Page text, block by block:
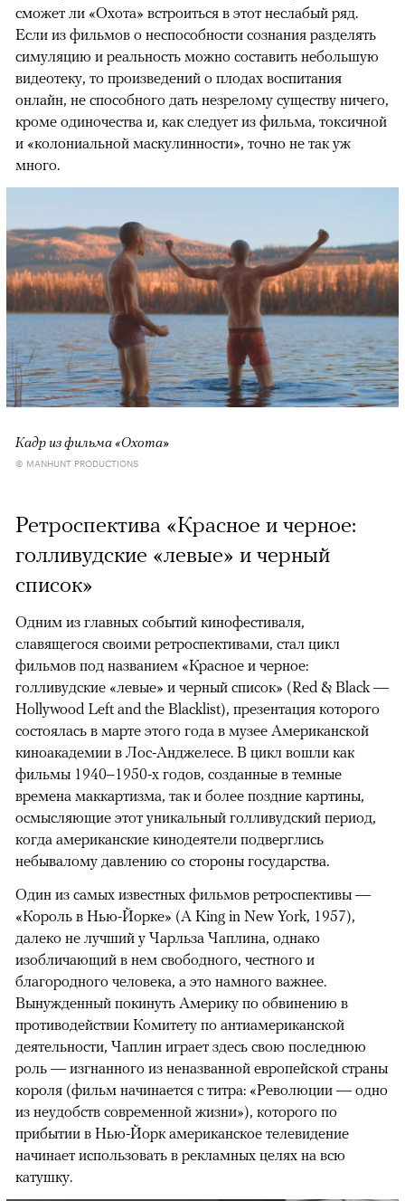
сможет ли «Охота» встроиться в этот неслабый ряд.
Если из фильмов о неспособности сознания разделять
симуляцию и реальность можно составить небольшую
видеотеку, то произведений о плодах воспитания
онлайн, не способного дать незрелому существу ничего,
кроме одиночества и, как следует из фильма, токсичной
и «колониальной маскулинности», точно не так уж
много.
Кадр из фильма «Охота»
© MANHUNT PRODUCTIONS
Ретроспектива «Красное и черное:
голливудские «левые» и черный
список»
Одним из главных событий кинофестиваля,
славящегося своими ретроспективами, стал цикл
фильмов под названием «Красное и черное:
голливудские «левые» и черный список» (Red & Black —
Hollywood Left and the Blacklist), презентация которого
состоялась в марте этого года в музее Американской
киноакадемии в Лос-Анджелесе. В цикл вошли как
фильмы 1940–1950-х годов, созданные в темные
времена маккартизма, так и более поздние картины,
осмысляющие этот уникальный голливудский период,
когда американские кинодеятели подверглись
небывалому давлению со стороны государства.
Один из самых известных фильмов ретроспективы —
«Король в Нью-Йорке» (A King in New York, 1957),
далеко не лучший у Чарльза Чаплина, однако
изобличающий в нем свободного, честного и
благородного человека, а это намного важнее.
Вынужденный покинуть Америку по обвинению в
противодействии Комитету по антиамериканской
деятельности, Чаплин играет здесь свою последнюю
роль — изгнанного из неназванной европейской страны
короля (фильм начинается с титра: «Революции — одно
из неудобств современной жизни»), которого по
прибытии в Нью-Йорк американское телевидение
начинает использовать в рекламных целях на всю
катушку.